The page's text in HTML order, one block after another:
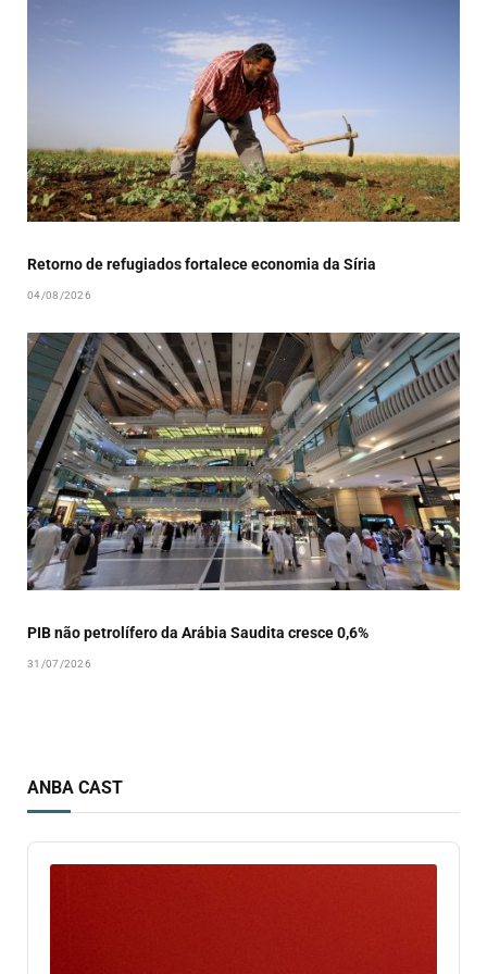
Retorno de refugiados fortalece economia da Síria
04/08/2026
PIB não petrolífero da Arábia Saudita cresce 0,6%
31/07/2026
ANBA CAST
Audio
Player